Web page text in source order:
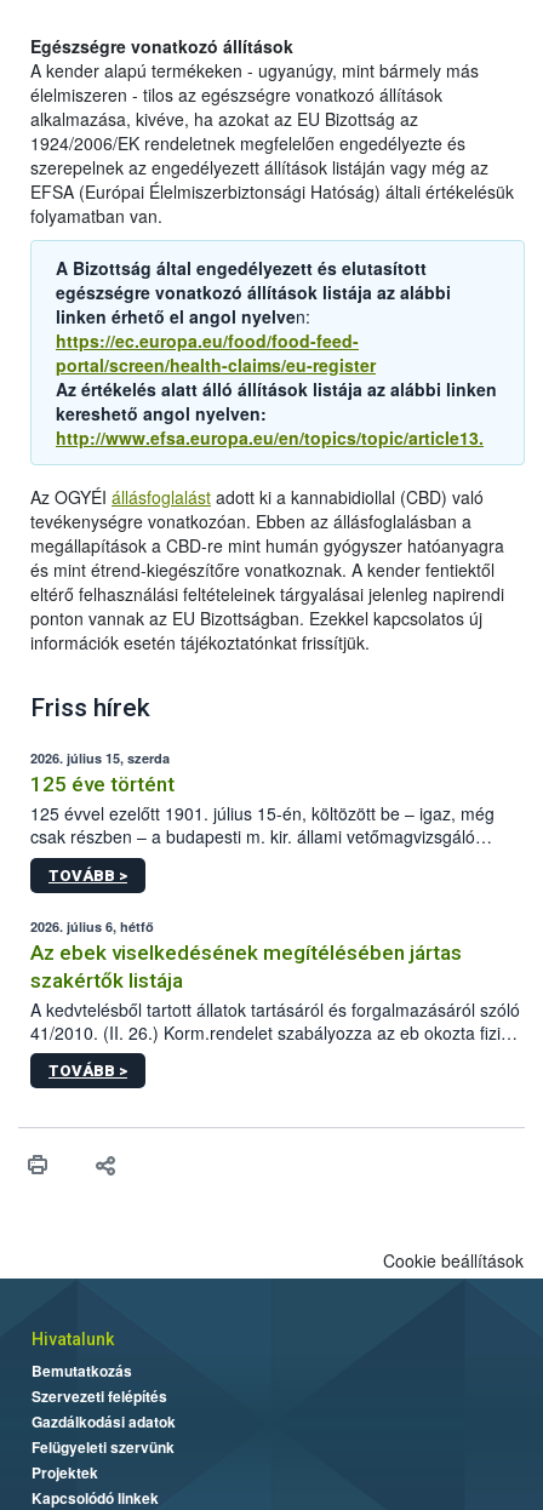
Egészségre vonatkozó állítások
A kender alapú termékeken - ugyanúgy, mint bármely más
élelmiszeren - tilos az egészségre vonatkozó állítások
alkalmazása, kivéve, ha azokat az EU Bizottság az
1924/2006/EK rendeletnek megfelelően engedélyezte és
szerepelnek az engedélyezett állítások listáján vagy még az
EFSA (Európai Élelmiszerbiztonsági Hatóság) általi értékelésük
folyamatban van.
A Bizottság által engedélyezett és elutasított
egészségre vonatkozó állítások listája az alábbi
linken érhető el angol nyelven:
https://ec.europa.eu/food/food-feed-
portal/screen/health-claims/eu-register
Az értékelés alatt álló állítások listája az alábbi linken
kereshető angol nyelven:
http://www.efsa.europa.eu/en/topics/topic/article13.
Az OGYÉI állásfoglalást adott ki a kannabidiollal (CBD) való
tevékenységre vonatkozóan. Ebben az állásfoglalásban a
megállapítások a CBD-re mint humán gyógyszer hatóanyagra
és mint étrend-kiegészítőre vonatkoznak. A kender fentiektől
eltérő felhasználási feltételeinek tárgyalásai jelenleg napirendi
ponton vannak az EU Bizottságban. Ezekkel kapcsolatos új
információk esetén tájékoztatónkat frissítjük.
Friss hírek
2026. július 15, szerda
125 éve történt
125 évvel ezelőtt 1901. július 15-én, költözött be – igaz, még
csak részben – a budapesti m. kir. állami vetőmagvizsgáló
állomás a Kis Rókus utca 15. szám alatti, Czigler Győző által
tervezett új épületébe.
TOVÁBB >
2026. július 6, hétfő
Az ebek viselkedésének megítélésében jártas
szakértők listája
A kedvtelésből tartott állatok tartásáról és forgalmazásáról szóló
41/2010. (II. 26.) Korm.rendelet szabályozza az eb okozta fizikai
sérülés, illetve ennek veszélye keletkezésekor felmerülő
hatósági feladatokat, valamint a veszélyes eb tartását és annak
vonni az ebek viselkedésének megítélésében jártas szakértőt.
TOVÁBB >
Cookie beállítások
Hivatalunk
Bemutatkozás
Szervezeti felépítés
Gazdálkodási adatok
Felügyeleti szervünk
Projektek
Kapcsolódó linkek